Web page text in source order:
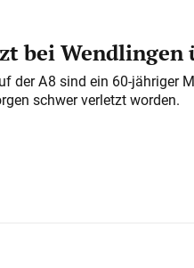
bei Wendlingen
der A 8 sind ein 60-jähriger
schwer verletzt worden.